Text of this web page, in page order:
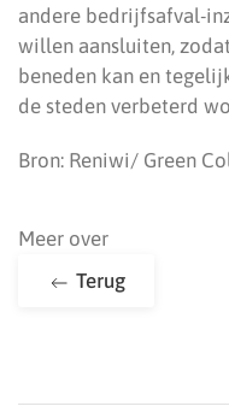
andere bedrijfsafval-
willen aansluiten,
beneden kan en
de steden verbeterd
Bron: Reniwi/ Green
Meer over
Terug